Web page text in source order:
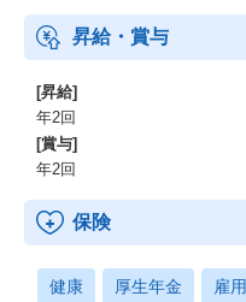
昇給・賞与
[昇給]
年2回
[賞与]
年2回
保険
健康 厚生年金 雇用